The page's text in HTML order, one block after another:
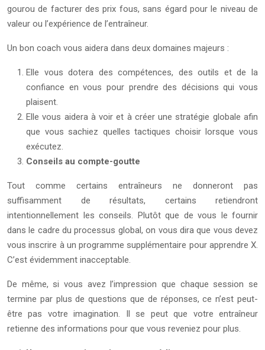
gourou de facturer des prix fous, sans égard pour le niveau de
valeur ou l’expérience de l’entraîneur.
Un bon coach vous aidera dans deux domaines majeurs :
Elle vous dotera des compétences, des outils et de la
confiance en vous pour prendre des décisions qui vous
plaisent.
Elle vous aidera à voir et à créer une stratégie globale afin
que vous sachiez quelles tactiques choisir lorsque vous
exécutez.
Conseils au compte-goutte
Tout comme certains entraîneurs ne donneront pas
suffisamment de résultats, certains retiendront
intentionnellement les conseils. Plutôt que de vous le fournir
dans le cadre du processus global, on vous dira que vous devez
vous inscrire à un programme supplémentaire pour apprendre X.
C’est évidemment inacceptable.
De même, si vous avez l’impression que chaque session se
termine par plus de questions que de réponses, ce n’est peut-
être pas votre imagination. Il se peut que votre entraîneur
retienne des informations pour que vous reveniez pour plus.